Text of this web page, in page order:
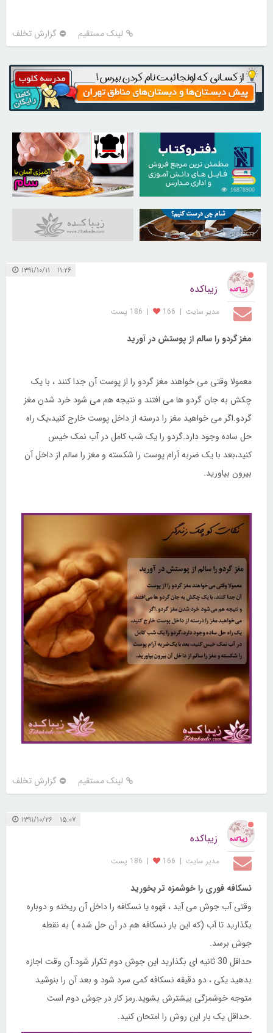
لینک مستقیم گزارش تخلف
16878900
30257515
31042672
۱۱:۲۶ ۱۳۹۱/۱۰/۱۱
زیباکده
مدیر سایت |
166
| 186 پست
مغز گردو را سالم از پوستش در آورید
معمولا وقتی می خواهند مغز گردو را از پوست آن جدا کنند ، با یک
چکش به جان گردو ها می افتند و نتیجه هم می شود خرد شدن مغز
گردو.اگر می خواهید مغز را درسته از داخل پوست خارج کنید،یک راه
حل ساده وجود دارد.گردو را یک شب کامل در آب نمک خیس
کنید،بعد با یک ضربه آرام پوست را شکسته و مغز را سالم از داخل آن
بیرون بیاورید.
لینک مستقیم گزارش تخلف
۱۵:۰۷ ۱۳۹۱/۱۰/۲۶
زیباکده
مدیر سایت |
166
| 186 پست
نسکافه فوری را خوشمزه تر بخورید
وقتی آب جوش می آید ، قهوه یا نسکافه را داخل آن ریخته و دوباره
بگذارید تا آب (که این بار نسکافه هم در آن حل شده ) به نقطه
جوش برسد.
حداقل 30 ثانیه ای بگذارید این جوش دوم تکرار شود.آن وقت اجازه
بدهید یکی ، دو دقیقه نسکافه کمی سرد شود و بعد آن را بنوشید
متوجه خوشمزگی بیشترش بشوید.رمز کار در جوش دوم است
.حداقل یک بار این روش را امتحان کنید.